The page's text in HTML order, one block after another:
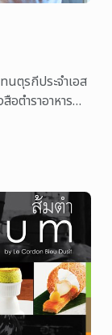
นตุรกีประจำเอส
อตำราอาหาร